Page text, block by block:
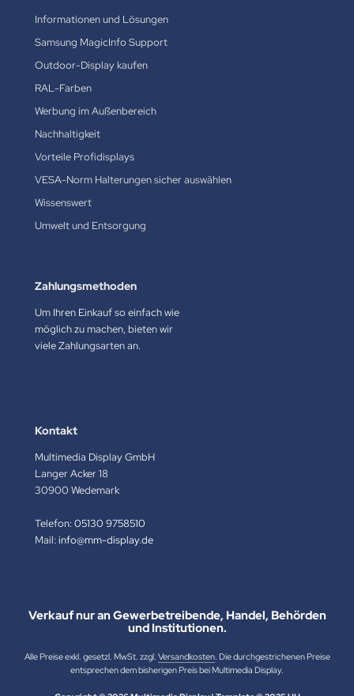
Informationen und Lösungen
Samsung MagicInfo Support
Outdoor-Display kaufen
RAL-Farben
Werbung im Außenbereich
Nachhaltigkeit
Vorteile Profidisplays
VESA-Norm Halterungen sicher auswählen
Wissenswert
Umwelt und Entsorgung
Zahlungsmethoden
Um Ihren Einkauf so einfach wie
möglich zu machen, bieten wir
viele Zahlungsarten an.
Kontakt
Multimedia Display GmbH
Langer Acker 18
30900 Wedemark
Telefon:05130 9758510
Mail:info@mm-display.de
Verkauf nur an Gewerbetreibende, Handel, Behörden
und Institutionen.
Alle Preise exkl. gesetzl. MwSt. zzgl. Versandkosten. Die durchgestrichenen Preise
entsprechen dem bisherigen Preis bei Multimedia Display.